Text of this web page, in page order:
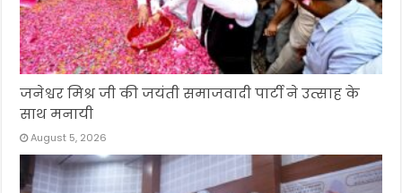
जनेश्वर मिश्र जी की जयंती समाजवादी पार्टी ने उत्साह के
साथ मनायी
August 5, 2026